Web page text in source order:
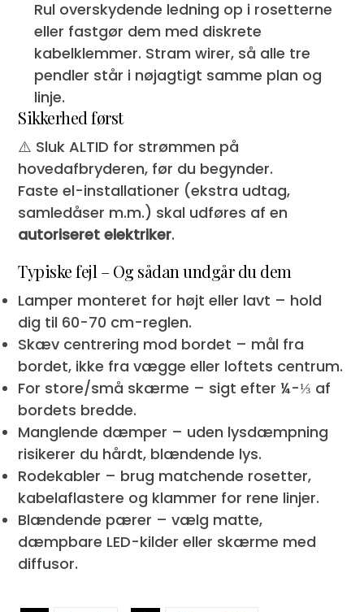
Rul overskydende ledning op i rosetterne
eller fastgør dem med diskrete
kabelklemmer. Stram wirer, så alle tre
pendler står i nøjagtigt samme plan og
linje.
Sikkerhed først
⚠️ Sluk ALTID for strømmen på
hovedafbryderen, før du begynder.
Faste el-installationer (ekstra udtag,
samledåser m.m.) skal udføres af en
autoriseret elektriker.
Typiske fejl – Og sådan undgår du dem
Lamper monteret for højt eller lavt – hold
dig til 60-70 cm-reglen.
Skæv centrering mod bordet – mål fra
bordet, ikke fra vægge eller loftets centrum.
For store/små skærme – sigt efter ¼-⅓ af
bordets bredde.
Manglende dæmper – uden lysdæmpning
risikerer du hårdt, blændende lys.
Rodekabler – brug matchende rosetter,
kabelaflastere og klammer for rene linjer.
Blændende pærer – vælg matte,
dæmpbare LED-kilder eller skærme med
diffusor.